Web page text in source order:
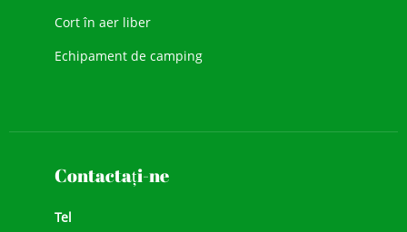
Cort în aer liber
Echipament de camping
Contactaţi-ne
Tel